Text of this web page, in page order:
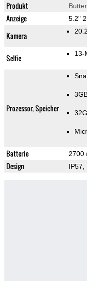
Produkt
Anzeige 5.2"
Kamera
Selfie 13-
Prozessor, Speicher
Batterie 2700
Design IP57,